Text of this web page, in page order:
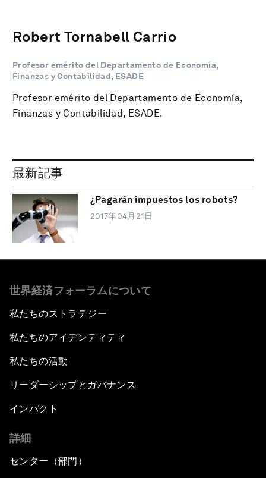
Robert Tornabell Carrio
Profesor emérito del Departamento de Economía,
Finanzas y Contabilidad, ESADE
Profesor emérito del Departamento de Economía,
Finanzas y Contabilidad, ESADE.
最新記事
¿Pagarán impuestos los robots?
2017年04月21日
世界経済フォーラムについて
私たちのストラテジー
私たちのアイデンティティ
私たちの活動
リーダーシップとガバナンス
インパクト
詳細
センター（部門）